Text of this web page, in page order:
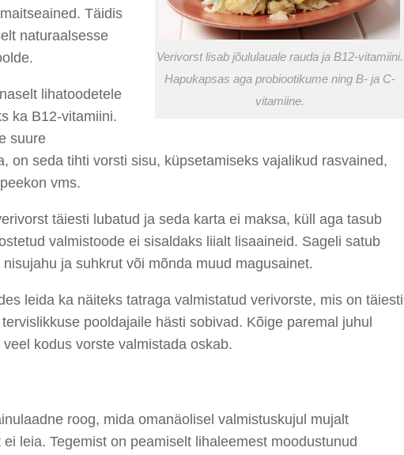
Verivorst lisab jõululauale rauda ja B12-vitamiini.
Hapukapsas aga probiootikume ning B- ja C-
vitamiine.
Täidis
naturaalsesse
lihatoodetele
ka B12-vitamiini.
suure
on seda tihti vorsti sisu, küpsetamiseks vajalikud rasvained,
vms.
täiesti lubatud ja seda karta ei maksa, küll aga tasub
valmistoode ei sisaldaks liialt lisaaineid. Sageli satub
ja suhkrut või mõnda muud magusainet.
leida ka näiteks tatraga valmistatud verivorste, mis on täiesti
pooldajaile hästi sobivad. Kõige paremal juhul
veel kodus vorste valmistada oskab.
roog, mida omanäolisel valmistuskujul mujalt
leia. Tegemist on peamiselt lihaleemest moodustunud